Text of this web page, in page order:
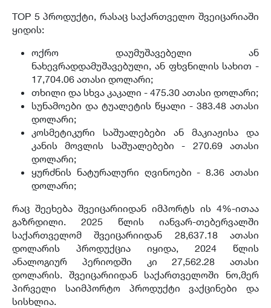
TOP 5 პროდუქტი, რასაც საქართველო შვეიცარიაში
ყიდის:
ოქრო დაუმუშავებელი ან
ნახევრადდამუშავებული, ან ფხვნილის სახით -
17,704.06 ათასი დოლარი;
თხილი და სხვა კაკალი - 475.30 ათასი დოლარი;
სუნამოები და ტუალეტის წყალი - 383.48 ათასი
დოლარი;
კოსმეტიკური საშუალებები ან მაკიაჟისა და
კანის მოვლის საშუალებები - 270.69 ათასი
დოლარი;
ყურძნის ნატურალური ღვინოები - 8.36 ათასი
დოლარი;
რაც შეეხება შვეიცარიიდან იმპორტს ის 4%-ითაა
გაზრდილი. 2025 წლის იანვარ-თებერვალში
საქართველომ შვეიცარიიდან 28,637.18 ათასი
დოლარის პროდუქცია იყიდა, 2024 წლის
ანალოგიურ პერიოდში კი 27,562.28 ათასი
დოლარის. შვეიცარიიდან საქართველოში ნო,მერ
პირველი საიმპორტო პროდუქტი ვაქცინები და
სისხლია.